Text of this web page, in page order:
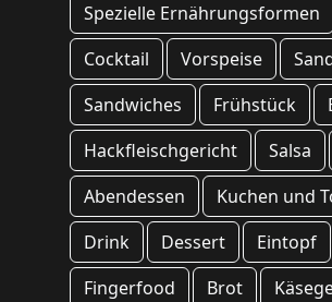
Spezielle Ernährungsformen
Cocktail
Vorspeise
Sandwiches
Frühstück
Hackfleischgericht
Salsa
Abendessen
Kuchen und
Drink
Dessert Eintopf
Fingerfood
Brot